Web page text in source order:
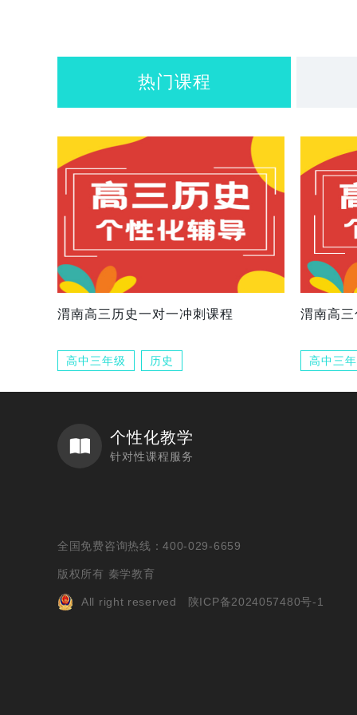
热门课程
渭南高三历史一对一冲刺课程
高中三年级 历史
渭南高
高中三
个性化教学
针对性课程服务
全国免费咨询热线：400-029-6659
版权所有 秦学教育
All right reserved 陕ICP备2024057480号-1